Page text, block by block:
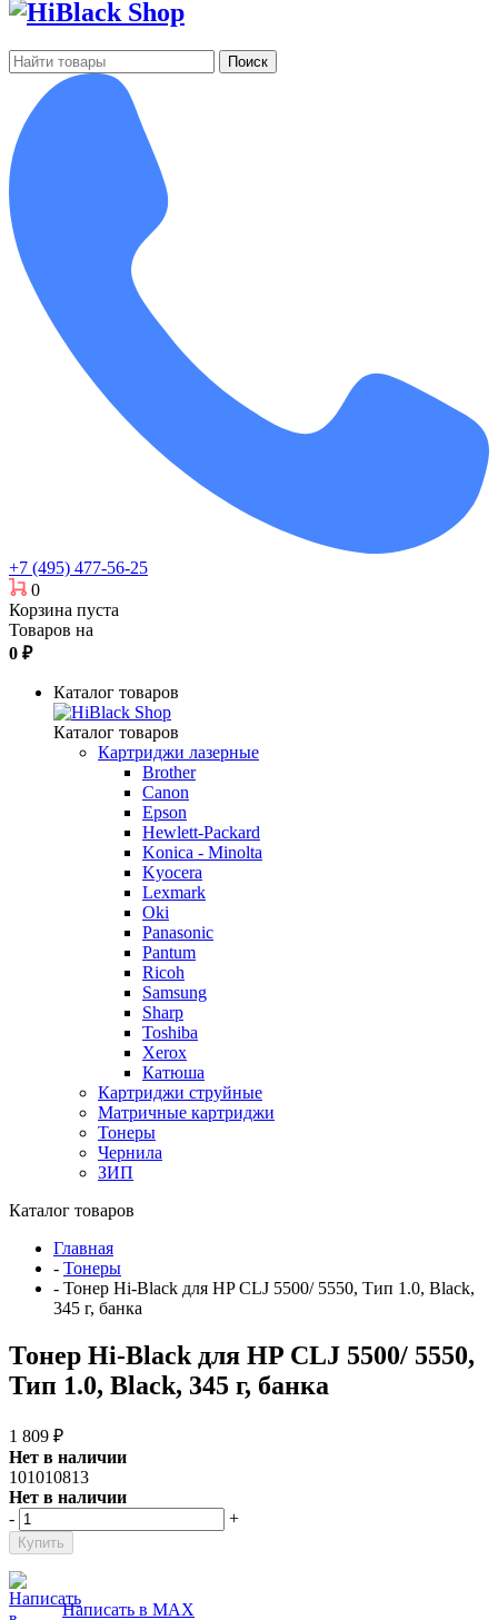
Поиск
+7 (495) 477-56-25
0
Корзина пуста
Товаров на
0 ₽
Каталог товаров
Каталог товаров
Картриджи лазерные
Brother
Canon
Epson
Hewlett-Packard
Konica - Minolta
Kyocera
Lexmark
Oki
Panasonic
Pantum
Ricoh
Samsung
Sharp
Toshiba
Xerox
Катюша
Картриджи струйные
Матричные картриджи
Тонеры
Чернила
ЗИП
Каталог товаров
Главная
- Тонеры
- Тонер Hi-Black для HP CLJ 5500/ 5550, Тип 1.0, Black,
345 г, банка
Тонер Hi-Black для HP CLJ 5500/ 5550,
Тип 1.0, Black, 345 г, банка
1 809 ₽
Нет в наличии
101010813
Нет в наличии
-
+
Написать в MAX